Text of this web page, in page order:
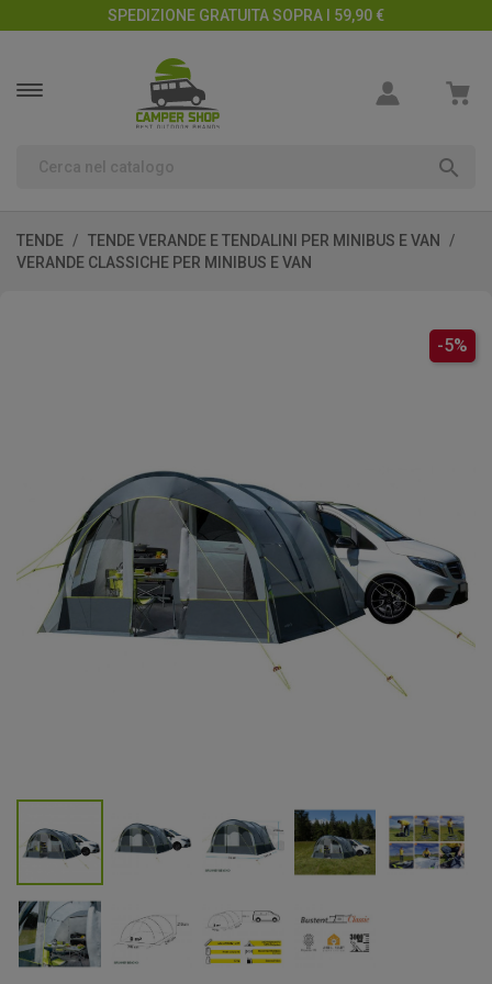
SPEDIZIONE GRATUITA SOPRA I 59,90 €

TENDE
TENDE VERANDE E TENDALINI PER MINIBUS E VAN
VERANDE CLASSICHE PER MINIBUS E VAN
-5%